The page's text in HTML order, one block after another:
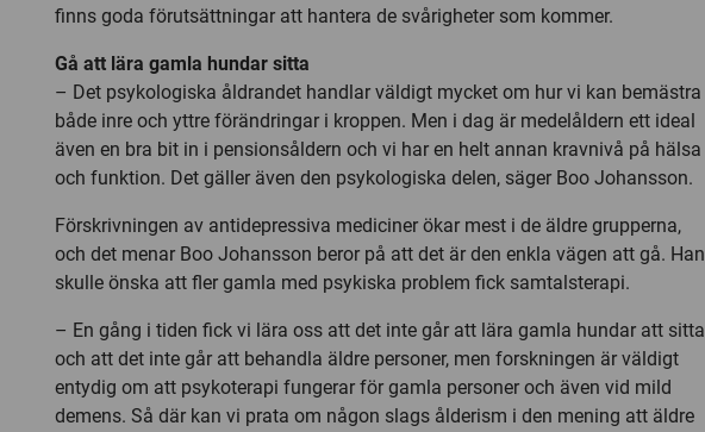
finns goda förutsättningar att hantera de svårigheter som kommer.
Gå att lära gamla hundar sitta
– Det psykologiska åldrandet handlar väldigt mycket om hur vi kan bemästra
både inre och yttre förändringar i kroppen. Men i dag är medelåldern ett ideal
även en bra bit in i pensionsåldern och vi har en helt annan kravnivå på hälsa
och funktion. Det gäller även den psykologiska delen, säger Boo Johansson.
Förskrivningen av antidepressiva mediciner ökar mest i de äldre grupperna,
och det menar Boo Johansson beror på att det är den enkla vägen att gå. Han
skulle önska att fler gamla med psykiska problem fick samtalsterapi.
– En gång i tiden fick vi lära oss att det inte går att lära gamla hundar att sitta
och att det inte går att behandla äldre personer, men forskningen är väldigt
entydig om att psykoterapi fungerar för gamla personer och även vid mild
demens. Så där kan vi prata om någon slags ålderism i den mening att äldre